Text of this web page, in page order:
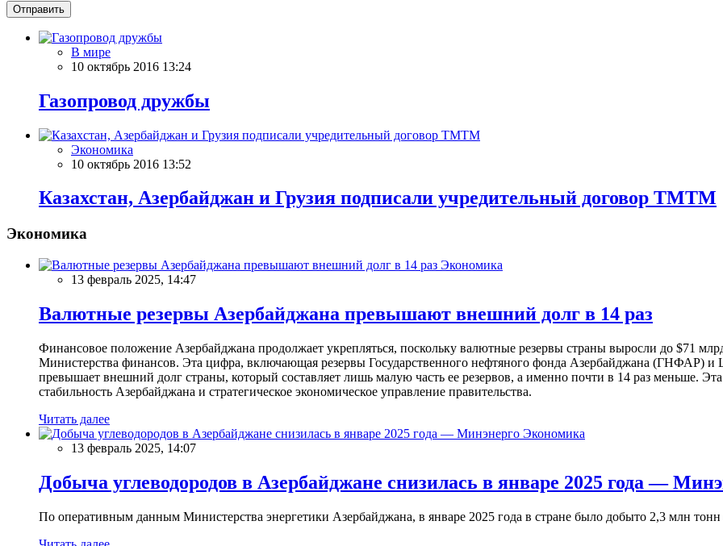
Отправить
В мире
10 октябрь 2016 13:24
Газопровод дружбы
Экономика
10 октябрь 2016 13:52
Казахстан, Азербайджан и Грузия подписали учредительный договор ТМТМ
Экономика
Экономика
13 февраль 2025, 14:47
Валютные резервы Азербайджана превышают внешний долг в 14 раз
Финансовое положение Азербайджана продолжает укрепляться, поскольку валютные резервы страны выросли до $71
Министерства финансов. Эта цифра, включающая резервы Государственного нефтяного фонда Азербайджана (ГНФАР) и
превышает внешний долг страны, который составляет лишь малую часть ее резервов, а именно почти в 14 раз меньше.
стабильность Азербайджана и стратегическое экономическое управление правительства.
Читать далее
Экономика
13 февраль 2025, 14:07
Добыча углеводородов в Азербайджане снизилась в январе 2025 года —
По оперативным данным Министерства энергетики Азербайджана, в январе 2025 года в стране было добыто 2,3 млн тонн